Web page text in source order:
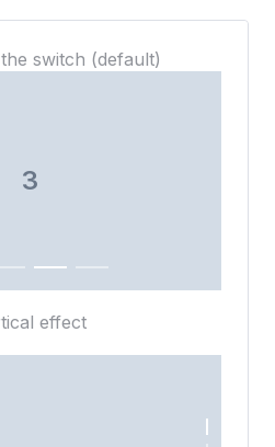
switch (default)
3
effect
3